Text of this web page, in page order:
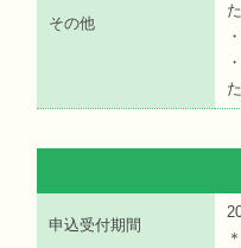
その他
申込受付期間